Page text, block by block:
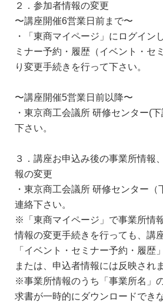
２．参加者情報の変更
〜講座開催6営業日前まで〜
・「東商マイページ」にログイン
ミナー予約・履歴（イベント・セ
り変更手続きを行って下さい。
〜講座開催5営業日前以降〜
・東京商工会議所 研修センター(
下さい。
３．講座お申込み後の事業所情報
報の変更
・東京商工会議所 研修センター
連絡下さい。
※「東商マイページ」で事業所情
情報の変更手続きを行っても、講
「イベント・セミナー予約・履歴
または、申込者情報には反映され
※事業所情報のうち「事業所名」
求書が一時的にダウンロードでき